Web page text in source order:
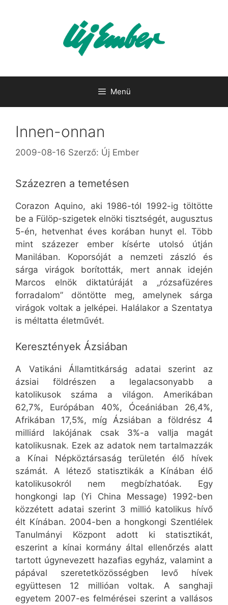
Menü
Innen-onnan
2009-08-16 Szerző: Új Ember
Százezren a temetésen
Corazon Aquino, aki 1986-tól 1992-ig töltötte
be a Fülöp-szigetek elnöki tisztségét, augusztus
5-én, hetvenhat éves korában hunyt el. Több
mint százezer ember kísérte utolsó útján
Manilában. Koporsóját a nemzeti zászló és
sárga virágok borították, mert annak idején
Marcos elnök diktatúráját a „rózsafüzéres
forradalom” döntötte meg, amelynek sárga
virágok voltak a jelképei. Halálakor a Szentatya
is méltatta életművét.
Keresztények Ázsiában
A Vatikáni Államtitkárság adatai szerint az
ázsiai földrészen a legalacsonyabb a
katolikusok száma a világon. Amerikában
62,7%, Európában 40%, Óceániában 26,4%,
Afrikában 17,5%, míg Ázsiában a földrész 4
milliárd lakójának csak 3%-a vallja magát
katolikusnak. Ezek az adatok nem tartalmazzák
a Kínai Népköztársaság területén élő hívek
számát. A létező statisztikák a Kínában élő
katolikusokról nem megbízhatóak. Egy
hongkongi lap (Yi China Message) 1992-ben
közzétett adatai szerint 3 millió katolikus hívő
élt Kínában. 2004-ben a hongkongi Szentlélek
Tanulmányi Központ adott ki statisztikát,
eszerint a kínai kormány által ellenőrzés alatt
tartott úgynevezett hazafias egyház, valamint a
pápával szeretetközösségben levő hívek
együttesen 12 millióan voltak. A sanghaji
egyetem 2007-es felmérései szerint a vallásos